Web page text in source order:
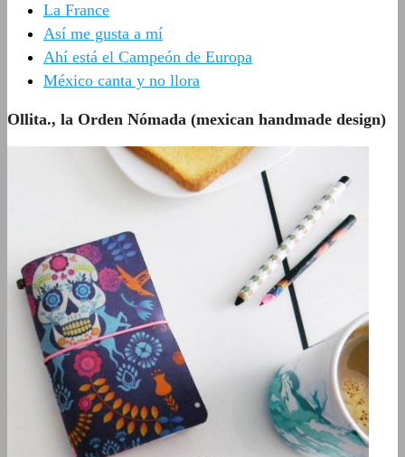
La France
Así me gusta a mí
Ahí está el Campeón de Europa
México canta y no llora
Ollita., la Orden Nómada (mexican handmade design)